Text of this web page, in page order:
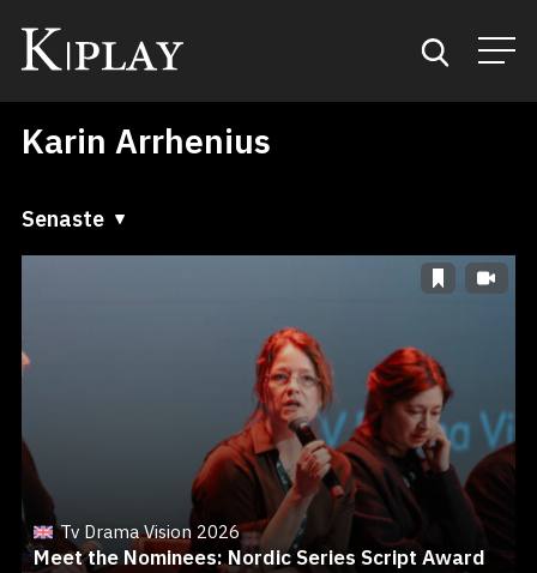
Start
Sök
Mina favoriter
Karin Arrhenius
Senaste
Senaste
Ö till A
Tv Drama Vision 2026
Meet the Nominees: Nordic Series Script Award